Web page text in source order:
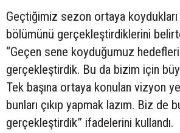
Geçtiğimiz sezon ortaya
bölümünü gerçekleştirdiklerini
“Geçen sene koyduğumuz
gerçekleştirdik. Bu da bizim için
Tek başına ortaya konulan vizyon
bunları çıkıp yapmak lazım. Biz de
gerçekleştirdik” ifadelerini kullandı.